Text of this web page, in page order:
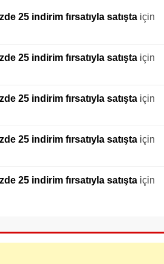
25 indirim fırsatıyla satışta için
25 indirim fırsatıyla satışta için
25 indirim fırsatıyla satışta için
25 indirim fırsatıyla satışta için
25 indirim fırsatıyla satışta için